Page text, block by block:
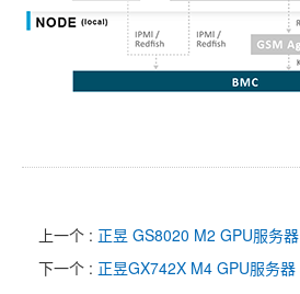
上一个 : 正昱 GS8020 M2 GPU服务器
下一个 : 正昱GX742X M4 GPU服务器